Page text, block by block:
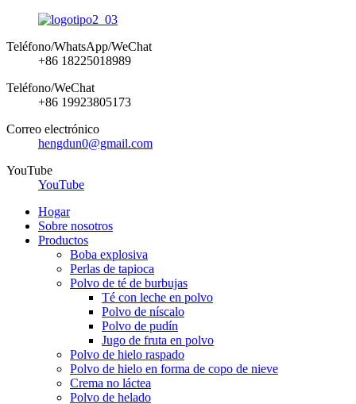
Teléfono/WhatsApp/WeChat
+86 18225018989
Teléfono/WeChat
+86 19923805173
Correo electrónico
hengdun0@gmail.com
YouTube
YouTube
Hogar
Sobre nosotros
Productos
Boba explosiva
Perlas de tapioca
Polvo de té de burbujas
Té con leche en polvo
Polvo de níscalo
Polvo de pudín
Jugo de fruta en polvo
Polvo de hielo raspado
Polvo de hielo en forma de copo de nieve
Crema no láctea
Polvo de helado